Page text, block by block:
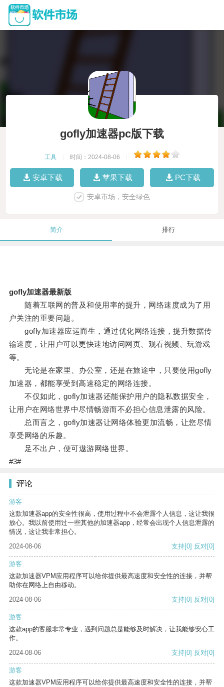
gofly加速器pc版下载
工具 时间：2024-08-06
安卓下载 苹果下载 PC下载
安卓市场，安全绿色
简介 排行
gofly加速器最新版
随着互联网的普及和使用率的提升，网络速度成为了用
户关注的重要问题。
gofly加速器应运而生，通过优化网络连接，提升数据传
输速度，让用户可以更快速地访问网页、观看视频、玩游戏
等。
无论是在家里、办公室，还是在旅途中，只要使用gofly
加速器，都能享受到高速稳定的网络连接。
不仅如此，gofly加速器还能保护用户的隐私数据安全，
让用户在网络世界中尽情畅游而不必担心信息泄露的风险。
总而言之，gofly加速器让网络体验更加流畅，让您尽情
享受网络的乐趣。
足不出户，便可遨游网络世界。
#3#
评论
游客
这款加速器app的安全性很高，使用过程中不会泄露个人信息，这让我很
放心。我以前使用过一些其他的加速器app，经常会出现个人信息泄露的
情况，这让我非常担心。
2024-08-06
支持[0] 反对[0]
游客
这款加速器VPM应用程序可以给你提供最高速度和安全性的连接，并帮
助你在网络上自由移动。
2024-08-06
支持[0] 反对[0]
游客
这款app的客服非常专业，遇到问题总是能够及时解决，让我能够安心工
作。
2024-08-06
支持[0] 反对[0]
游客
这款加速器VPM应用程序可以给你提供最高速度和安全性的连接，并帮